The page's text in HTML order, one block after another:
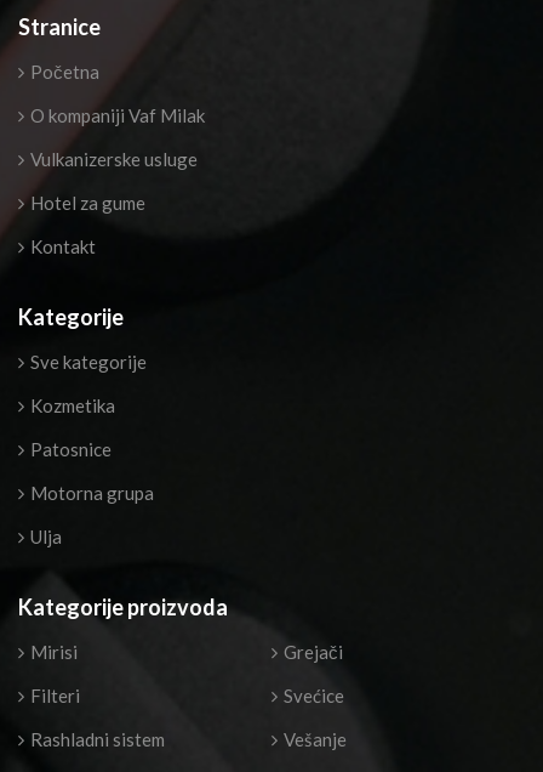
Stranice
Početna
O kompaniji Vaf Milak
Vulkanizerske usluge
Hotel za gume
Kontakt
Kategorije
Sve kategorije
Kozmetika
Patosnice
Motorna grupa
Ulja
Kategorije proizvoda
Mirisi
Filteri
Rashladni sistem
Grejači
Svećice
Vešanje